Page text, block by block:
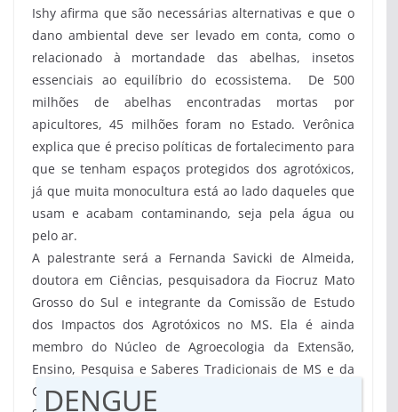
Ishy afirma que são necessárias alternativas e que o
dano ambiental deve ser levado em conta, como o
relacionado à mortandade das abelhas, insetos
essenciais ao equilíbrio do ecossistema. De 500
milhões de abelhas encontradas mortas por
apicultores, 45 milhões foram no Estado. Verônica
explica que é preciso políticas de fortalecimento para
que se tenham espaços protegidos dos agrotóxicos,
já que muita monocultura está ao lado daqueles que
usam e acabam contaminando, seja pela água ou
pelo ar.
A palestrante será a Fernanda Savicki de Almeida,
doutora em Ciências, pesquisadora da Fiocruz Mato
Grosso do Sul e integrante da Comissão de Estudo
dos Impactos dos Agrotóxicos no MS. Ela é ainda
membro do Núcleo de Agroecologia da Extensão,
Ensino, Pesquisa e Saberes Tradicionais de MS e da
Coordenação Coletiva do Grupo de Trabalho de
DENGUE